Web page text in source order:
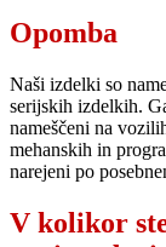
Opomba
Naši izdelki so
serijskih izdelkih.
nameščeni na
mehanskih in
narejeni po
V kolikor